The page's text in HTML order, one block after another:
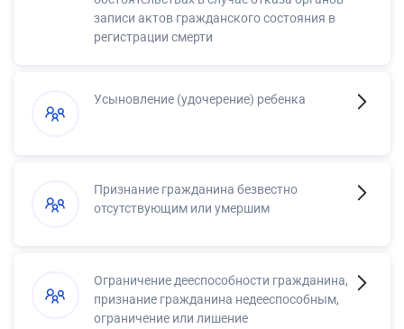
записи актов гражданского состояния в
регистрации смерти
Усыновление (удочерение) ребенка
Признание гражданина безвестно
отсутствующим или умершим
Ограничение дееспособности гражданина,
признание гражданина недееспособным,
ограничение или лишение